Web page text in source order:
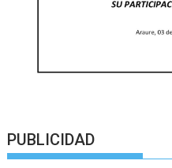
PUBLICIDAD